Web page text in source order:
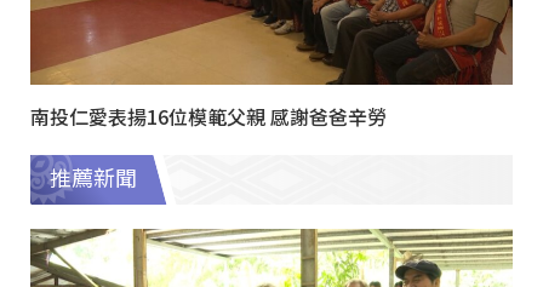
南投仁愛表揚16位模範父親 感謝爸爸辛勞
推薦新聞